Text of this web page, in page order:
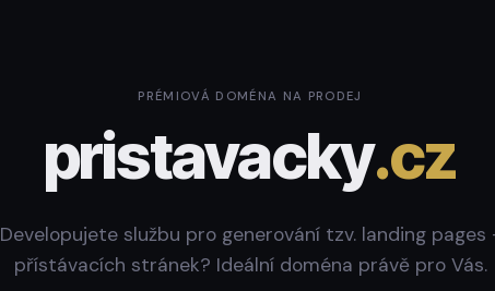
PRÉMIOVÁ DOMÉNA NA PRODEJ
pristavacky.cz
Developujete službu pro generování tzv. landing pages
přístávacích stránek? Ideální doména právě pro Vás.